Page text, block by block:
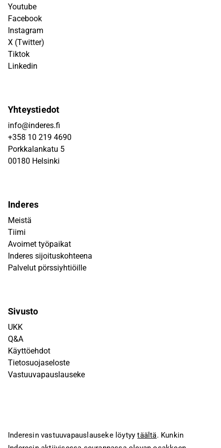
Youtube
Facebook
Instagram
X (Twitter)
Tiktok
Linkedin
Yhteystiedot
info@inderes.fi
+358 10 219 4690
Porkkalankatu 5
00180 Helsinki
Inderes
Meistä
Tiimi
Avoimet työpaikat
Inderes sijoituskohteena
Palvelut pörssiyhtiöille
Sivusto
UKK
Q&A
Käyttöehdot
Tietosuojaseloste
Vastuuvapauslauseke
Inderesin vastuuvapauslauseke löytyytäältä. Kunkin